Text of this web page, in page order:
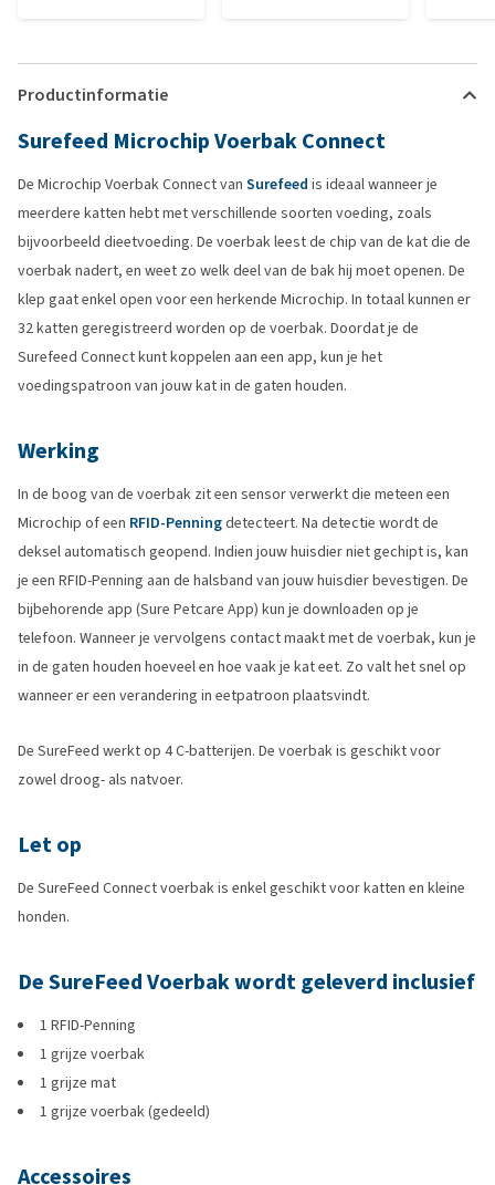
Productinformatie
Surefeed Microchip Voerbak Connect
De Microchip Voerbak Connect van Surefeed is ideaal wanneer je
meerdere katten hebt met verschillende soorten voeding, zoals
bijvoorbeeld dieetvoeding. De voerbak leest de chip van de kat die de
voerbak nadert, en weet zo welk deel van de bak hij moet openen. De
klep gaat enkel open voor een herkende Microchip. In totaal kunnen er
32 katten geregistreerd worden op de voerbak. Doordat je de
Surefeed Connect kunt koppelen aan een app, kun je het
voedingspatroon van jouw kat in de gaten houden.
Werking
In de boog van de voerbak zit een sensor verwerkt die meteen een
Microchip of een RFID-Penningdetecteert. Na detectie wordt de
deksel automatisch geopend. Indien jouw huisdier niet gechipt is, kan
je een RFID-Penning aan de halsband van jouw huisdier bevestigen. De
bijbehorende app (Sure Petcare App) kun je downloaden op je
telefoon. Wanneer je vervolgens contact maakt met de voerbak, kun je
in de gaten houden hoeveel en hoe vaak je kat eet. Zo valt het snel op
wanneer er een verandering in eetpatroon plaatsvindt.
De SureFeed werkt op 4 C-batterijen. De voerbak is geschikt voor
zowel droog- als natvoer.
Let op
De SureFeed Connect voerbak is enkel geschikt voor katten en kleine
honden.
De SureFeed Voerbak wordt geleverd inclusief
1 RFID-Penning
1 grijze voerbak
1 grijze mat
1 grijze voerbak (gedeeld)
Accessoires